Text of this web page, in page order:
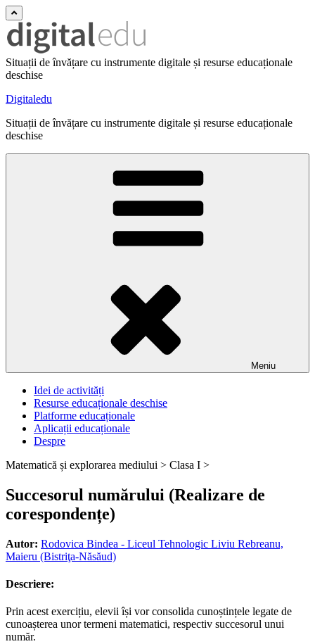
Situații de învățare cu instrumente digitale și resurse educaționale
deschise
Digitaledu
Situații de învățare cu instrumente digitale și resurse educaționale
deschise
Meniu
Idei de activități
Resurse educaționale deschise
Platforme educaționale
Aplicații educaționale
Despre
Matematică și explorarea mediului > Clasa I >
Succesorul numărului (Realizare de
corespondențe)
Autor: Rodovica Bindea - Liceul Tehnologic Liviu Rebreanu,
Maieru (Bistriţa-Năsăud)
Descriere:
Prin acest exercițiu, elevii își vor consolida cunoștințele legate de
cunoașterea unor termeni matematici, respectiv succesorul unui
număr.